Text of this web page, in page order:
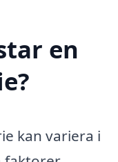
en
kan variera i